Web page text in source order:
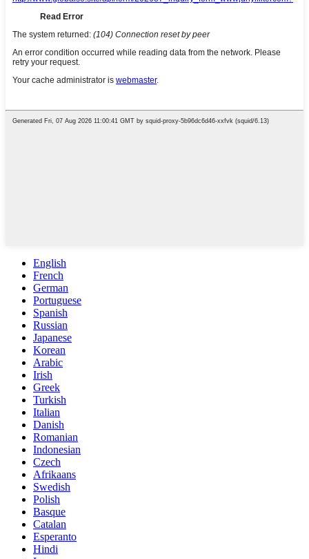
English
French
German
Portuguese
Spanish
Russian
Japanese
Korean
Arabic
Irish
Greek
Turkish
Italian
Danish
Romanian
Indonesian
Czech
Afrikaans
Swedish
Polish
Basque
Catalan
Esperanto
Hindi